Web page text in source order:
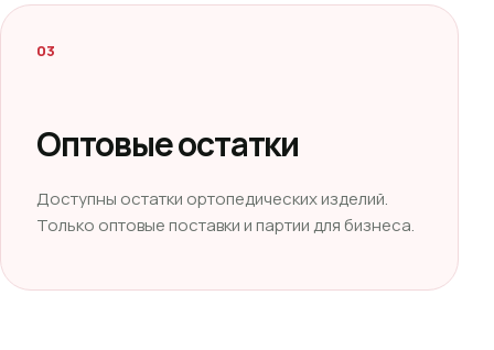
03
Оптовые остатки
Доступны остатки ортопедических изделий.
Только оптовые поставки и партии для бизнеса.